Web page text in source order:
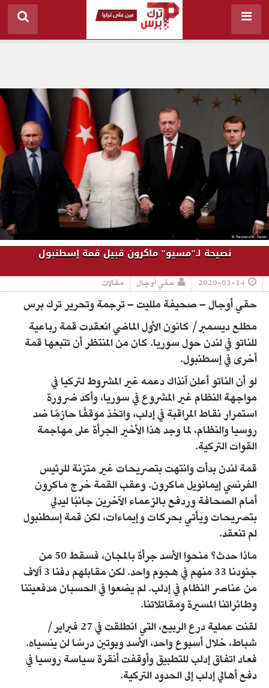
نصيحة لـ"مسيو" ماكرون قبيل قمة إسطنبول
2020-03-14 حقي أوجال مقالات
حقي أوجال – صحيفة ملليت – ترجمة وتحرير ترك برس
مطلع ديسمبر/ كانون الأول الماضي انعقدت قمة رباعية
للناتو في لندن حول سوريا. كان من المنتظر أن تتبعها قمة
أخرى في إسطنبول.
لو أن الناتو أعلن آنذاك دعمه غير المشروط لتركيا في
مواجهة النظام غير المشروع في سوريا، وأكد ضرورة
استمرار نقاط المراقبة في إدلب، واتخذ موقفًا حازمًا ضد
روسيا والنظام، لما وجد هذا الأخير الجرأة على مهاجمة
القوات التركية.
قمة لندن بدأت وانتهت بتصريحات غير متزنة للرئيس
الفرنسي إيمانويل ماكرون. وعقب القمة خرج ماكرون
أمام الصحافة وردفع بالزعماء الآخرين جانبًا ليدلي
بتصريحات ويأتي بحركات وإيماءات، لكن قمة إسطنبول
لم تنعقد.
ماذا حدث؟ منحوا الأسد جرأة بالمجان، فسقط 50 من
جنودنا 33 منهم في هجوم واحد. لكن مقابلهم دفنا 3 آلاف
من عناصر النظام في إدلب. لم يضعوا في الحسبان مدفعيتنا
وطائراتنا المسيرة ومقاتلاتنا.
لقنت عملية درع الربيع، التي انطلقت في 27 فبراير/
شباط، خلال أسبوع واحد، الأسد وبوتين درسًا لن ينسياه.
فعاد اتفاق إدلب للتطبيق وأوقفت أنقرة سياسة روسيا في
دفع أهالي إدلب إلى الحدود التركية.